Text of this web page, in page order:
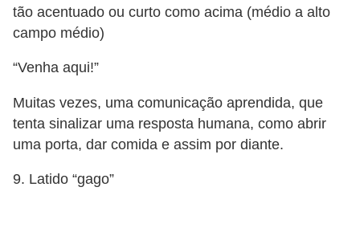
tão acentuado ou curto como acima (médio a alto
campo médio)
“Venha aqui!”
Muitas vezes, uma comunicação aprendida, que
tenta sinalizar uma resposta humana, como abrir
uma porta, dar comida e assim por diante.
9. Latido “gago”
l